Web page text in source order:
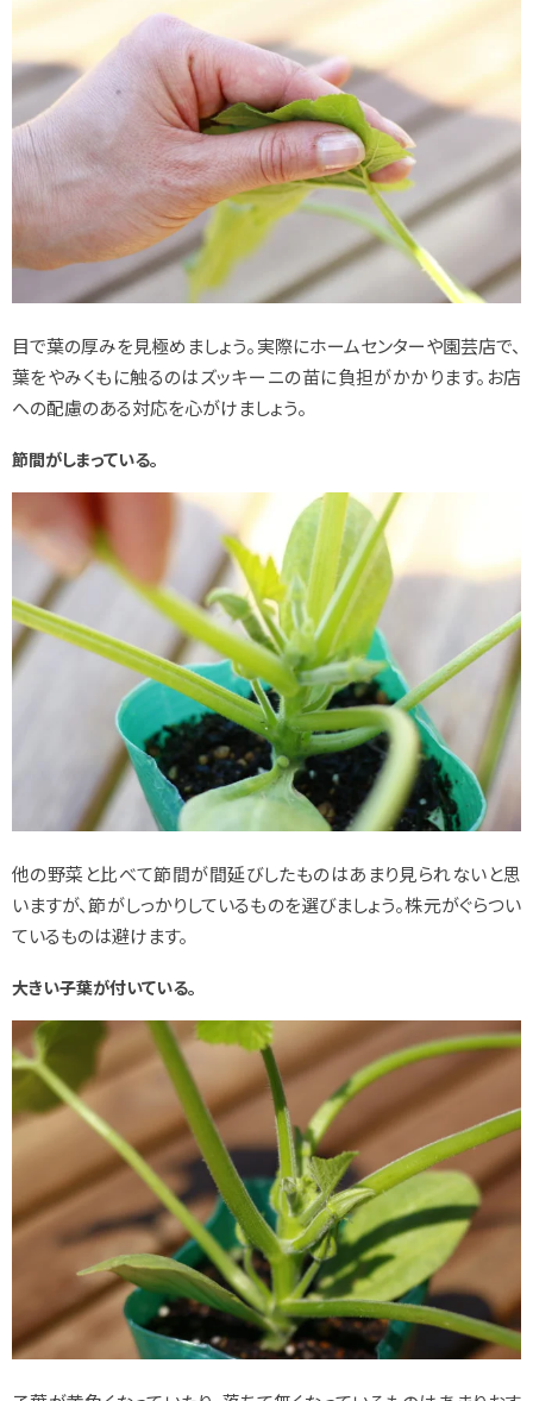
目で葉の厚みを見極めましょう。実際にホームセンターや園芸店で、
葉をやみくもに触るのはズッキーニの苗に負担がかかります。お店
への配慮のある対応を心がけましょう。
節間がしまっている。
他の野菜と比べて節間が間延びしたものはあまり見られないと思
いますが、節がしっかりしているものを選びましょう。株元がぐらつい
ているものは避けます。
大きい子葉が付いている。